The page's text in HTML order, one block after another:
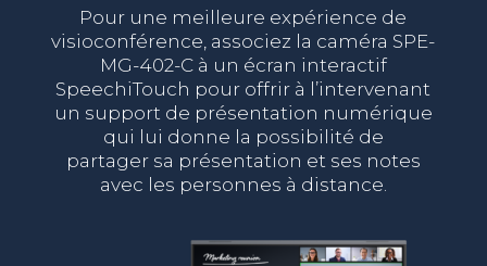
Pour une meilleure expérience de
visioconférence, associez la caméra SPE-
MG-402-C à un écran interactif
SpeechiTouch pour offrir à l’intervenant
un support de présentation numérique
qui lui donne la possibilité de
partager sa présentation et ses notes
avec les personnes à distance.